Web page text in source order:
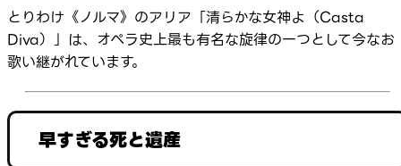
とりわけ《ノルマ》のアリア「清らかな女神よ（Casta
Diva）」は、オペラ史上最も有名な旋律の一つとして今なお
歌い継がれています。
早すぎる死と遺産